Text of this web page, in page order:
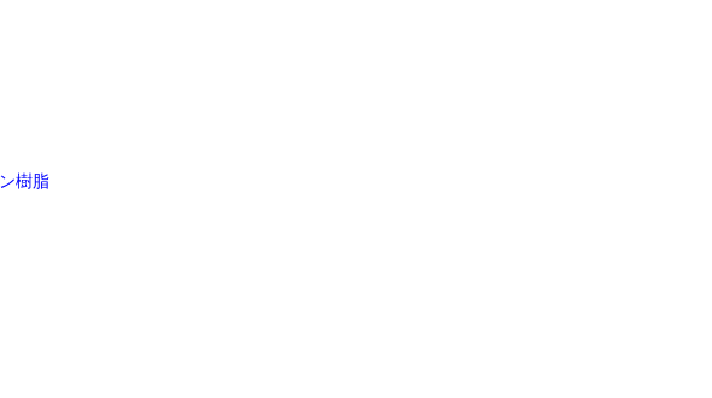
樹脂